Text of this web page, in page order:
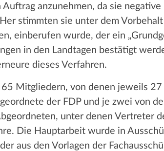
anzunehmen, da sie
stimmten sie unter dem
einberufen wurde, der ein
in den Landtagen bestätigt
dieses Verfahren.
65 Mitgliedern, von denen jeweils
der FDP und je zwei von
unter denen Vertreter
Die Hauptarbeit wurde in
aus den Vorlagen der